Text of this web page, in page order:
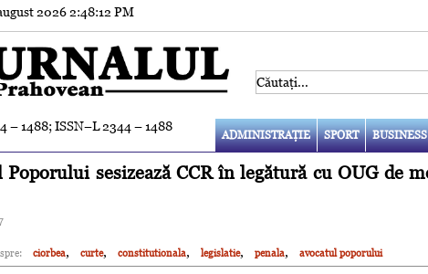
2026 2:48:13 PM
– 1488; ISSN–L 2344 – 1488
ADMINISTRAŢIE SPORT BUSINESS
Poporului sesizează CCR în legătură cu OUG de
ciorbea, curte, constitutionala, legislatie, penala, avocatul poporului